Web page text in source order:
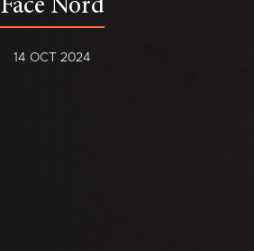
Face Nord
14 OCT 2024